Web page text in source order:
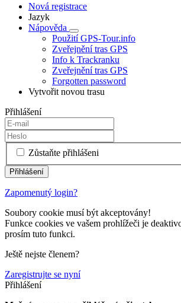
Nová registrace
Jazyk
Nápověda
Použití GPS-Tour.info
Zveřejnění tras GPS
Info k Trackranku
Zveřejnění tras GPS
Forgotten password
Vytvořit novou trasu
Přihlášení
Zůstaňte přihlášeni
Zapomenutý login?
Soubory cookie musí být akceptovány!
Funkce cookies ve vašem prohlížeči je
prosím tuto funkci.
Ještě nejste členem?
Zaregistrujte se nyní
Přihlášení